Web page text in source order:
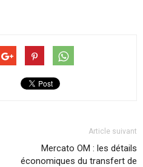
Article suivant
Mercato OM : les détails
économiques du transfert de